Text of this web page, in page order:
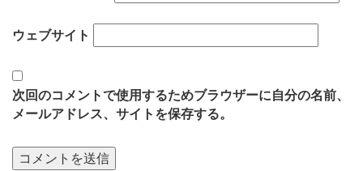
ウェブサイト
次回のコメントで使用するためブラウザーに自分の名前、
メールアドレス、サイトを保存する。